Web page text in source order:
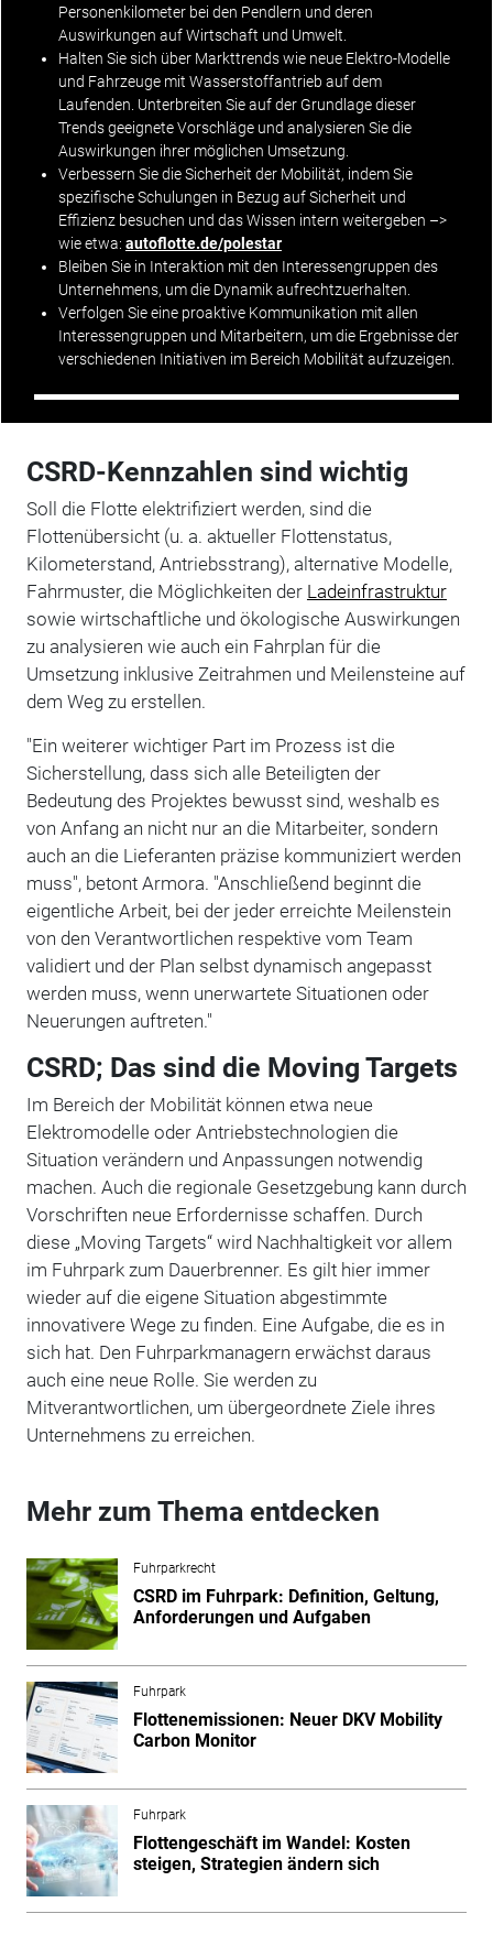
Personenkilometer bei den Pendlern und deren
Auswirkungen auf Wirtschaft und Umwelt.
Halten Sie sich über Markttrends wie neue Elektro-Modelle
und Fahrzeuge mit Wasserstoffantrieb auf dem
Laufenden. Unterbreiten Sie auf der Grundlage dieser
Trends geeignete Vorschläge und analysieren Sie die
Auswirkungen ihrer möglichen Umsetzung.
Verbessern Sie dieSicherheit der Mobilität, indem Sie
spezifische Schulungen in Bezug auf Sicherheit und
Effizienz besuchen und das Wissen intern weitergeben –>
wie etwa: autoflotte.de/polestar
Bleiben Sie in Interaktion mit den Interessengruppen des
Unternehmens, um die Dynamik aufrechtzuerhalten.
Verfolgen Sie eine proaktive Kommunikation mit allen
Interessengruppen und Mitarbeitern, um die Ergebnisse der
verschiedenen Initiativen im Bereich Mobilität aufzuzeigen.
CSRD-Kennzahlen sind wichtig
Soll die Flotte elektrifiziert werden, sind die
Flottenübersicht (u. a. aktueller Flottenstatus,
Kilometerstand, Antriebsstrang), alternative Modelle,
Fahrmuster, die Möglichkeiten der Ladeinfrastruktur
sowie wirtschaftliche und ökologische Auswirkungen
zu analysieren wie auch ein Fahrplan für die
Umsetzung inklusive Zeitrahmen und Meilensteine auf
dem Weg zu erstellen.
"Ein weiterer wichtiger Part im Prozess ist die
Sicherstellung, dass sich alle Beteiligten der
Bedeutung des Projektes bewusst sind, weshalb es
von Anfang an nicht nur an die Mitarbeiter, sondern
auch an die Lieferanten präzise kommuniziert werden
muss", betont Armora. "Anschließend beginnt die
eigentliche Arbeit, bei der jeder erreichte Meilenstein
von den Verantwortlichen respektive vom Team
validiert und der Plan selbst dynamisch angepasst
werden muss, wenn unerwartete Situationen oder
Neuerungen auftreten."
CSRD; Das sind die Moving Targets
Im Bereich der Mobilität können etwa neue
Elektromodelle oder Antriebstechnologien die
Situation verändern und Anpassungen notwendig
machen. Auch die regionale Gesetzgebung kann durch
Vorschriften neue Erfordernisse schaffen. Durch
diese „Moving Targets“ wird Nachhaltigkeit vor allem
im Fuhrpark zum Dauerbrenner. Es gilt hier immer
wieder auf die eigene Situation abgestimmte
innovativere Wege zu finden. Eine Aufgabe, die es in
sich hat. Den Fuhrparkmanagern erwächst daraus
auch eine neue Rolle. Sie werden zu
Mitverantwortlichen, um übergeordnete Ziele ihres
Unternehmens zu erreichen.
Mehr zum Thema entdecken
Fuhrparkrecht
CSRD im Fuhrpark: Definition, Geltung,
Anforderungen und Aufgaben
Fuhrpark
Flottenemissionen: Neuer DKV Mobility
Carbon Monitor
Fuhrpark
Flottengeschäft im Wandel: Kosten
steigen, Strategien ändern sich